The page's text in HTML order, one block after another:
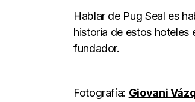
Hablar de Pug Seal es
historia de estos hoteles
fundador.
Fotografía: Giovani